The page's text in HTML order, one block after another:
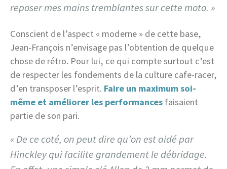
reposer mes mains tremblantes sur cette moto. »
Conscient de l’aspect « moderne » de cette base,
Jean-François n’envisage pas l’obtention de quelque
chose de rétro. Pour lui, ce qui compte surtout c’est
de respecter les fondements de la culture cafe-racer,
d’en transposer l’esprit. Faire un maximum soi-
même et améliorer les performances faisaient
partie de son pari.
« De ce coté, on peut dire qu’on est aidé par
Hinckley qui facilite grandement le débridage.